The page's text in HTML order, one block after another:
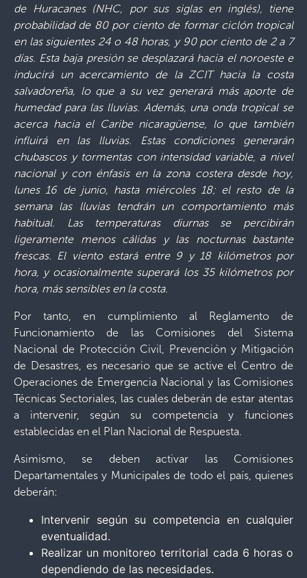
de Huracanes (NHC, por sus siglas en inglés), tiene
probabilidad de 80 por ciento de formar ciclón tropical
en las siguientes 24 o 48 horas, y 90 por ciento de 2 a 7
días. Esta baja presión se desplazará hacia el noroeste e
inducirá un acercamiento de la ZCIT hacia la costa
salvadoreña, lo que a su vez generará más aporte de
humedad para las lluvias. Además, una onda tropical se
acerca hacia el Caribe nicaragüense, lo que también
influirá en las lluvias. Estas condiciones generarán
chubascos y tormentas con intensidad variable, a nivel
nacional y con énfasis en la zona costera desde hoy,
lunes 16 de junio, hasta miércoles 18; el resto de la
semana las lluvias tendrán un comportamiento más
habitual. Las temperaturas diurnas se percibirán
ligeramente menos cálidas y las nocturnas bastante
frescas. El viento estará entre 9 y 18 kilómetros por
hora, y ocasionalmente superará los 35 kilómetros por
hora, más sensibles en la costa.
Por tanto, en cumplimiento al Reglamento de
Funcionamiento de las Comisiones del Sistema
Nacional de Protección Civil, Prevención y Mitigación
de Desastres, es necesario que se active el Centro de
Operaciones de Emergencia Nacional y las Comisiones
Técnicas Sectoriales, las cuales deberán de estar atentas
a intervenir, según su competencia y funciones
establecidas en el Plan Nacional de Respuesta.
Asimismo, se deben activar las Comisiones
Departamentales y Municipales de todo el país, quienes
deberán:
Intervenir según su competencia en cualquier
eventualidad.
Realizar un monitoreo territorial cada 6 horas o
dependiendo de las necesidades.